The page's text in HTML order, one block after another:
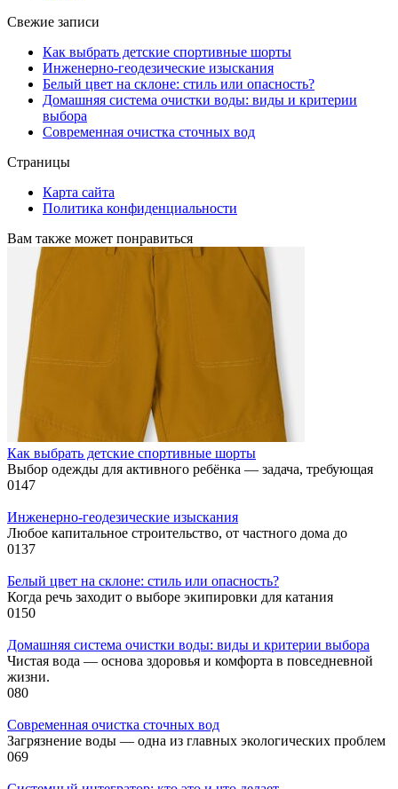
Свежие записи
Как выбрать детские спортивные шорты
Инженерно-геодезические изыскания
Белый цвет на склоне: стиль или опасность?
Домашняя система очистки воды: виды и критерии
выбора
Современная очистка сточных вод
Страницы
Карта сайта
Политика конфиденциальности
Вам также может понравиться
Как выбрать детские спортивные шорты
Выбор одежды для активного ребёнка — задача, требующая
0147
Инженерно-геодезические изыскания
Любое капитальное строительство, от частного дома до
0137
Белый цвет на склоне: стиль или опасность?
Когда речь заходит о выборе экипировки для катания
0150
Домашняя система очистки воды: виды и критерии выбора
Чистая вода — основа здоровья и комфорта в повседневной
жизни.
080
Современная очистка сточных вод
Загрязнение воды — одна из главных экологических проблем
069